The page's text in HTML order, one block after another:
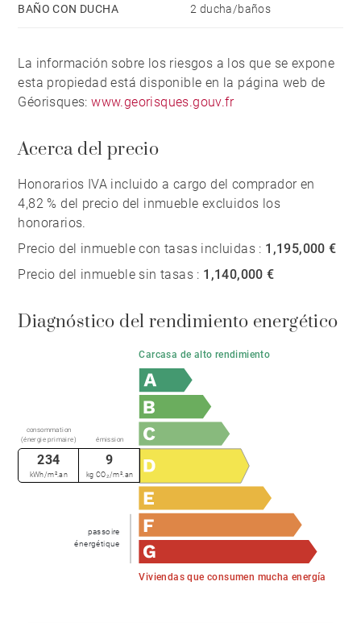
BAÑO CON DUCHA 2 ducha/baños
La información sobre los riesgos a los que se expone
esta propiedad está disponible en la página web de
Géorisques:www.georisques.gouv.fr
Acerca del precio
Honorarios IVA incluido a cargo del comprador en
4,82 % del precio del inmueble excluidos los
honorarios.
Precio del inmueble con tasas incluidas : 1,195,000 €
Precio del inmueble sin tasas : 1,140,000 €
Diagnóstico del rendimiento energético
Carcasa de alto rendimiento
Viviendas que consumen mucha energía
passoire
énergétique
consommation
(énergie primaire)
émission
234
kWh/m².an
9
kg CO₂/m².an